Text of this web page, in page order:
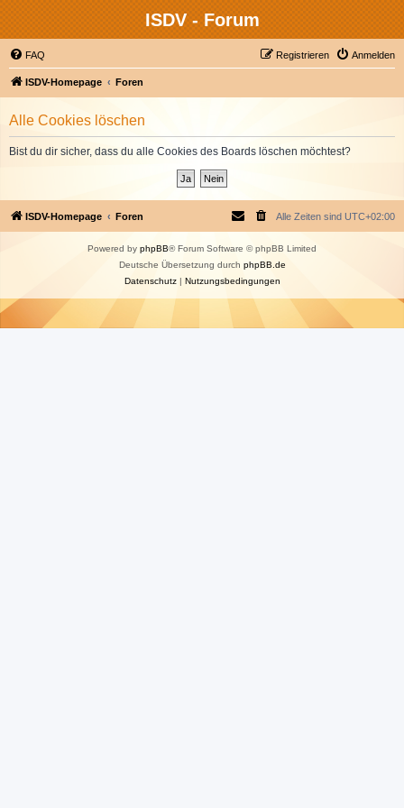
ISDV - Forum
FAQ Anmelden
Registrieren
ISDV-Homepage Foren
Alle Cookies löschen
Bist du dir sicher, dass du alle Cookies des Boards löschen möchtest?
ISDV-Homepage Foren Alle Zeiten sind UTC+02:00
Powered by phpBB® Forum Software © phpBB Limited
Deutsche Übersetzung durch phpBB.de
Datenschutz| Nutzungsbedingungen